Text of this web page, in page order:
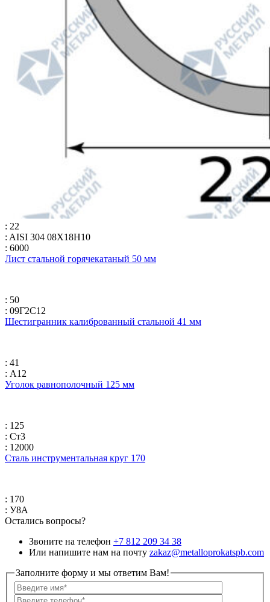
: 22
: AISI 304 08Х18Н10
: 6000
Лист стальной горячекатаный 50 мм
: 50
: 09Г2С12
Шестигранник калиброванный стальной 41 мм
: 41
: А12
Уголок равнополочный 125 мм
: 125
: Ст3
: 12000
Сталь инструментальная круг 170
: 170
: У8А
Остались вопросы?
Звоните на телефон +7 812 209 34 38
Или напишите нам на почту zakaz@metalloprokatspb.com
Заполните форму и мы ответим Вам!